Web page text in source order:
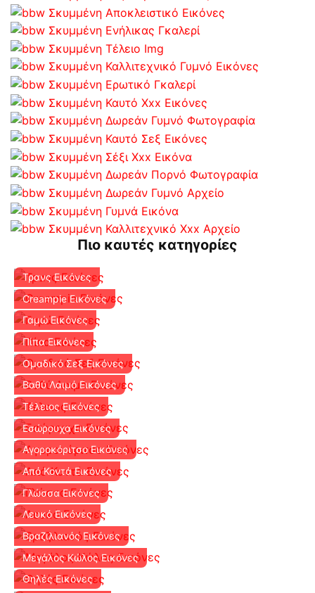
Πιο καυτές κατηγορίες
Τρανς Εικόνες
Creampie Εικόνες
Γαμώ Εικόνες
Πίπα Εικόνες
Ομαδικό Σεξ Εικόνες
Βαθύ Λαιμό Εικόνες
Τέλειος Εικόνες
Εσώρουχα Εικόνες
Αγοροκόριτσο Εικόνες
Από Κοντά Εικόνες
Γλώσσα Εικόνες
Λευκό Εικόνες
Βραζιλιανός Εικόνες
Μεγάλος Κώλος Εικόνες
Θηλές Εικόνες